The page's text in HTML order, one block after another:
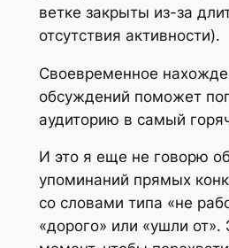
ветке закрыты из-за
отсутствия активности).
Своевременное
обсуждений поможет
аудиторию в самый
И это я еще не говорю
упоминаний прямых
со словами типа «не
«дорого» или «ушли от».